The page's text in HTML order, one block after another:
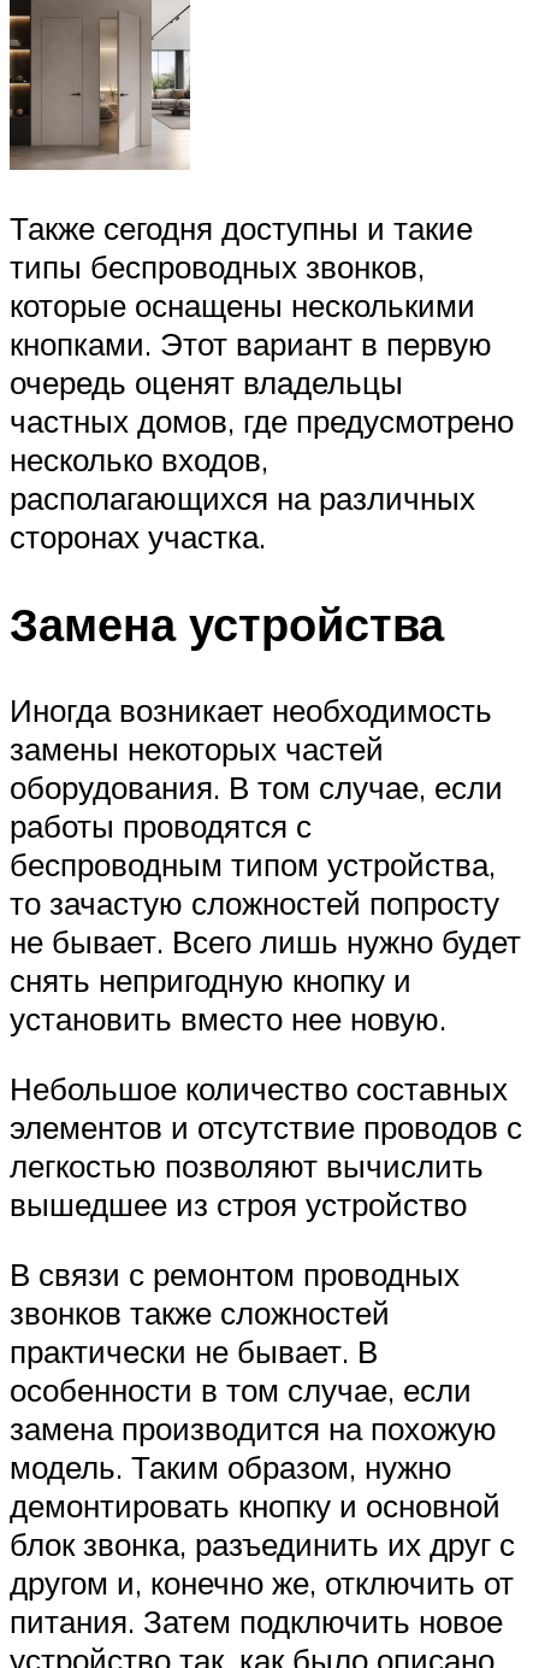
Также сегодня доступны и такие
типы беспроводных звонков,
которые оснащены несколькими
кнопками. Этот вариант в первую
очередь оценят владельцы
частных домов, где предусмотрено
несколько входов,
располагающихся на различных
сторонах участка.
Замена устройства
Иногда возникает необходимость
замены некоторых частей
оборудования. В том случае, если
работы проводятся с
беспроводным типом устройства,
то зачастую сложностей попросту
не бывает. Всего лишь нужно будет
снять непригодную кнопку и
установить вместо нее новую.
Небольшое количество составных
элементов и отсутствие проводов с
легкостью позволяют вычислить
вышедшее из строя устройство
В связи с ремонтом проводных
звонков также сложностей
практически не бывает. В
особенности в том случае, если
замена производится на похожую
модель. Таким образом, нужно
демонтировать кнопку и основной
блок звонка, разъединить их друг с
другом и, конечно же, отключить от
питания. Затем подключить новое
устройство так, как было описано